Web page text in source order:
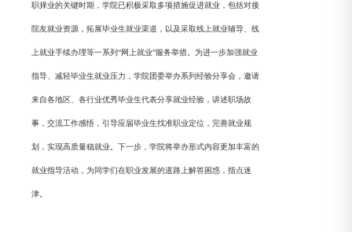
职择业的关键时期，学院已积极采取多项措施促进就业，包括对接
院友就业资源，拓展毕业生就业渠道，以及采取线上就业辅导、线
上就业手续办理等一系列“网上就业”服务举措。为进一步加强就业
指导、减轻毕业生就业压力，学院团委举办系列经验分享会，邀请
来自各地区、各行业优秀毕业生代表分享就业经验，讲述职场故
事，交流工作感悟，引导应届毕业生找准职业定位，完善就业规
划，实现高质量稳就业。下一步，学院将举办形式内容更加丰富的
就业指导活动，为同学们在职业发展的道路上解答困惑，指点迷
津。